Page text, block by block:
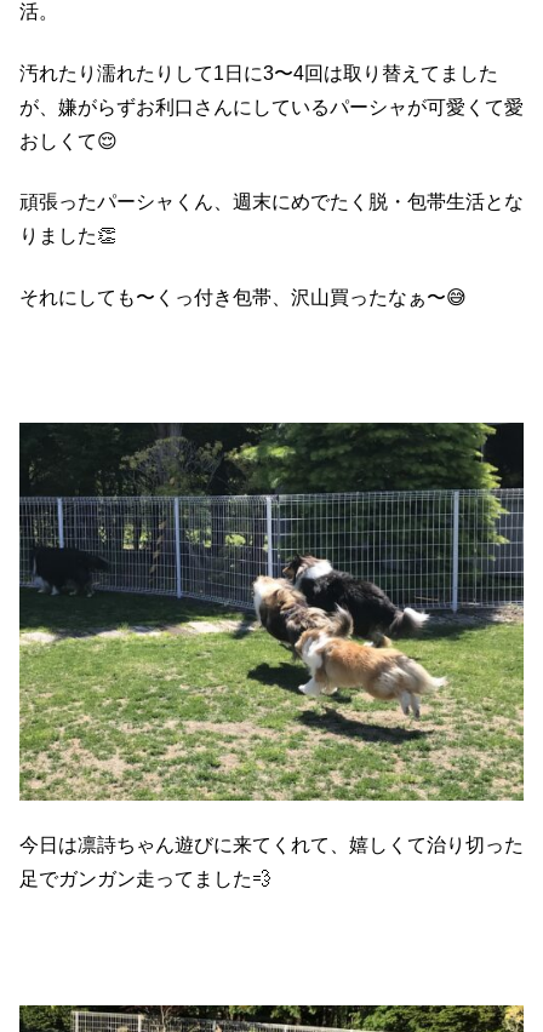
活。
汚れたり濡れたりして1日に3〜4回は取り替えてました
が、嫌がらずお利口さんにしているパーシャが可愛くて愛
おしくて😌
頑張ったパーシャくん、週末にめでたく脱・包帯生活とな
りました👏
それにしても〜くっ付き包帯、沢山買ったなぁ〜😅
今日は凛詩ちゃん遊びに来てくれて、嬉しくて治り切った
足でガンガン走ってました💨